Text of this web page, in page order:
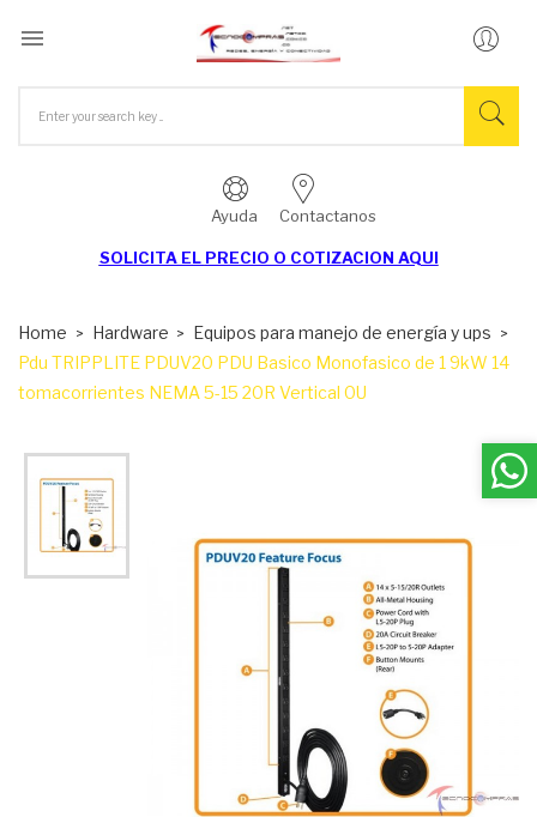

Ayuda Contactanos
SOLICITA EL PRECIO O COTIZACION AQUI
Home Hardware
Equipos para manejo de energía y ups
Pdu TRIPPLITE PDUV20 PDU Basico Monofasico de 1 9kW 14
tomacorrientes NEMA 5-15 20R Vertical 0U